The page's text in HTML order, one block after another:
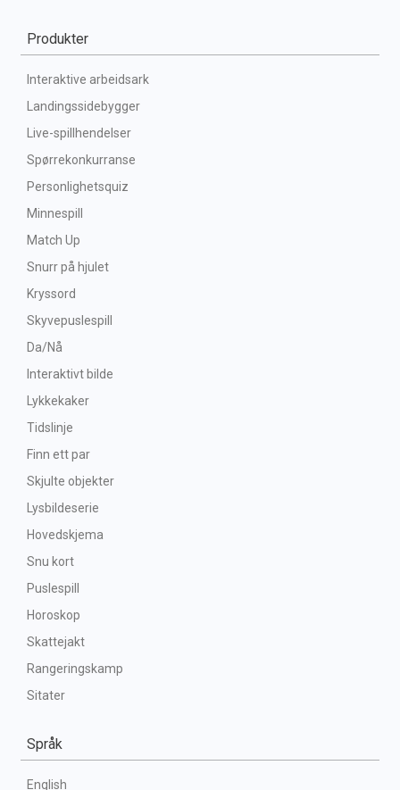
Produkter
Interaktive arbeidsark
Landingssidebygger
Live-spillhendelser
Spørrekonkurranse
Personlighetsquiz
Minnespill
Match Up
Snurr på hjulet
Kryssord
Skyvepuslespill
Da/Nå
Interaktivt bilde
Lykkekaker
Tidslinje
Finn ett par
Skjulte objekter
Lysbildeserie
Hovedskjema
Snu kort
Puslespill
Horoskop
Skattejakt
Rangeringskamp
Sitater
Språk
English